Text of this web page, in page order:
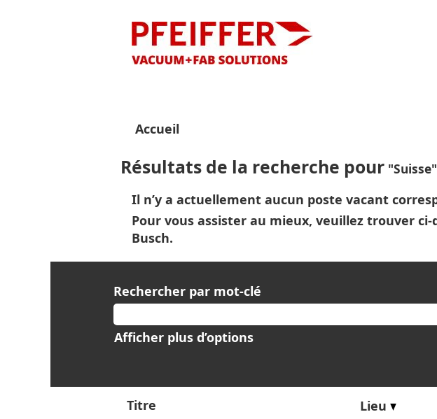
Accueil
Résultats de la recherche pour
Il n’y a actuellement aucun poste vacant
Pour vous assister au mieux, veuillez trouver
Busch.
Rechercher par mot-clé
Afficher plus d’options
Titre Lieu